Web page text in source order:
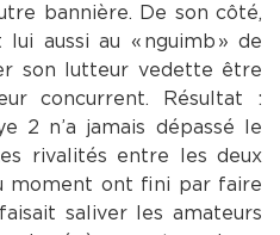
bannière. De son côté,
lui aussi au « nguimb » de
son lutteur vedette être
concurrent. Résultat :
2 n’a jamais dépassé le
rivalités entre les deux
moment ont fini par faire
saliver les amateurs